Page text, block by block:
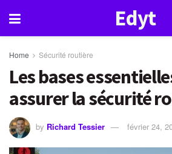
Edyt
Home Sécurité routière
Les bases
assurer la sécurité
by Richard Tessier février 24,